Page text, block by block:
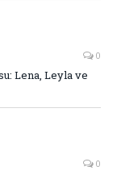
0
Lena, Leyla ve
0